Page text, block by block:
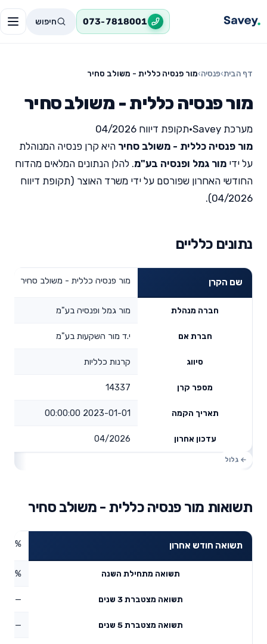
073-7818001 חיפוש
דף הבית›פנסיה›מור פנסיה כללית - משולב סחיר
מור פנסיה כללית - משולב סחיר
מערכת Savey •תקופת דיווח 04/2026
מור פנסיה כללית - משולב סחיר היא קרן פנסיה המנוהלת
על ידי מור גמל ופנסיה בע"מ. להלן הנתונים המלאים מהדוח
החודשי האחרון שפורסם על ידי משרד האוצר (תקופת דיווח
04/2026).
נתונים כלליים
שם הקרן מור פנסיה כללית - משולב סחיר
חברה מנהלת מור גמל ופנסיה בע"מ
חברת אם י.ד מור השקעות בע"מ
סיווג קרנות כלליות
מספר קרן 14337
תאריך הקמה 2023-01-01 00:00:00
עדכון אחרון 04/2026
תשואות מור פנסיה כללית - משולב סחיר
תשואה חודש אחרון
תשואה מתחילת השנה
תשואה מצטברת 3 שנים —
תשואה מצטברת 5 שנים —